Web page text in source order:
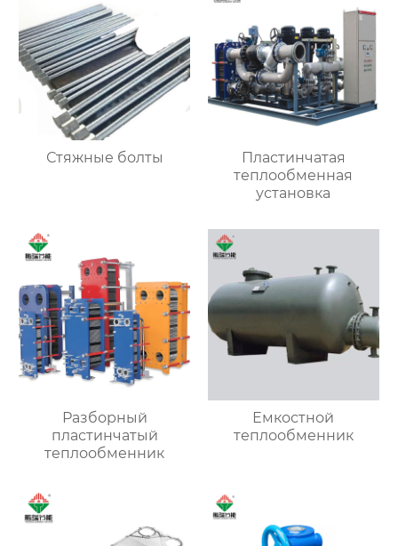
Стяжные болты
Пластинчатая
теплообменная
установка
Разборный
пластинчатый
теплообменник
Емкостной
теплообменник